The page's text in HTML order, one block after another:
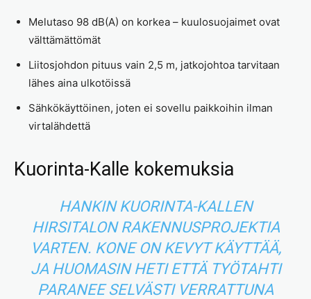
Melutaso 98 dB(A) on korkea – kuulosuojaimet ovat
välttämättömät
Liitosjohdon pituus vain 2,5 m, jatkojohtoa tarvitaan
lähes aina ulkotöissä
Sähkökäyttöinen, joten ei sovellu paikkoihin ilman
virtalähdettä
Kuorinta-Kalle kokemuksia
HANKIN KUORINTA-KALLEN
HIRSITALON RAKENNUSPROJEKTIA
VARTEN. KONE ON KEVYT KÄYTTÄÄ,
JA HUOMASIN HETI ETTÄ TYÖTAHTI
PARANEE SELVÄSTI VERRATTUNA